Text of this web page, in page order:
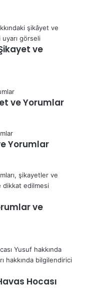
ve
ve Yorumlar
Yorumlar
ve
Hocası